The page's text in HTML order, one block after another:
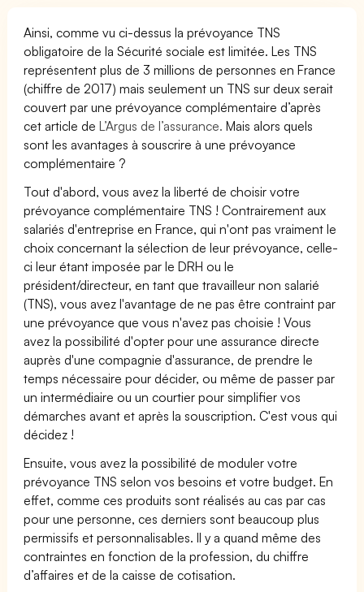
Ainsi, comme vu ci-dessus la prévoyance TNS
obligatoire de la Sécurité sociale est limitée. Les TNS
représentent plus de 3 millions de personnes en France
(chiffre de 2017) mais seulement un TNS sur deux serait
couvert par une prévoyance complémentaire d’après
cet article deL’Argus de l’assurance. Mais alors quels
sont les avantages à souscrire à une prévoyance
complémentaire ?
Tout d'abord, vous avez la liberté de choisir votre
prévoyance complémentaire TNS ! Contrairement aux
salariés d'entreprise en France, qui n'ont pas vraiment le
choix concernant la sélection de leur prévoyance, celle-
ci leur étant imposée par le DRH ou le
président/directeur, en tant que travailleur non salarié
(TNS), vous avez l'avantage de ne pas être contraint par
une prévoyance que vous n'avez pas choisie ! Vous
avez la possibilité d'opter pour une assurance directe
auprès d'une compagnie d'assurance, de prendre le
temps nécessaire pour décider, ou même de passer par
un intermédiaire ou un courtier pour simplifier vos
démarches avant et après la souscription. C'est vous qui
décidez !
Ensuite, vous avez la possibilité de moduler votre
prévoyance TNS selon vos besoins et votre budget. En
effet, comme ces produits sont réalisés au cas par cas
pour une personne, ces derniers sont beaucoup plus
permissifs et personnalisables. Il y a quand même des
contraintes en fonction de la profession, du chiffre
d’affaires et de la caisse de cotisation.